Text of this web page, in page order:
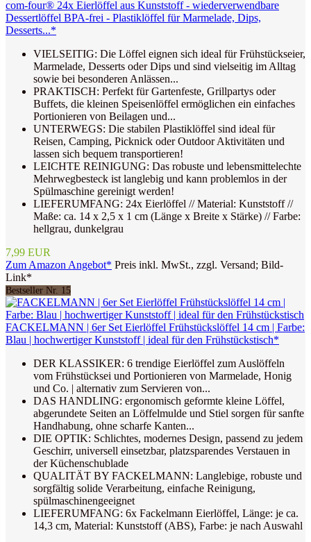
com-four® 24x Eierlöffel aus Kunststoff - wiederverwendbare
Dessertlöffel BPA-frei - Plastiklöffel für Marmelade, Dips,
Desserts...*
VIELSEITIG: Die Löffel eignen sich ideal für Frühstückseier,
Marmelade, Desserts oder Dips und sind vielseitig im Alltag
sowie bei besonderen Anlässen...
PRAKTISCH: Perfekt für Gartenfeste, Grillpartys oder
Buffets, die kleinen Speisenlöffel ermöglichen ein einfaches
Portionieren von Beilagen und...
UNTERWEGS: Die stabilen Plastiklöffel sind ideal für
Reisen, Camping, Picknick oder Outdoor Aktivitäten und
lassen sich bequem transportieren!
LEICHTE REINIGUNG: Das robuste und lebensmittelechte
Mehrwegbesteck ist langlebig und kann problemlos in der
Spülmaschine gereinigt werden!
LIEFERUMFANG: 24x Eierlöffel // Material: Kunststoff //
Maße: ca. 14 x 2,5 x 1 cm (Länge x Breite x Stärke) // Farbe:
hellgrau, dunkelgrau
7,99 EUR
Zum Amazon Angebot* Preis inkl. MwSt., zzgl. Versand; Bild-
Link*
Bestseller Nr. 15
FACKELMANN | 6er Set Eierlöffel Frühstückslöffel 14 cm | Farbe:
Blau | hochwertiger Kunststoff | ideal für den Frühstückstisch*
DER KLASSIKER: 6 trendige Eierlöffel zum Auslöffeln
vom Frühstücksei und Portionieren von Marmelade, Honig
und Co. | alternativ zum Servieren von...
DAS HANDLING: ergonomisch geformte kleine Löffel,
abgerundete Seiten an Löffelmulde und Stiel sorgen für sanfte
Handhabung, ohne scharfe Kanten...
DIE OPTIK: Schlichtes, modernes Design, passend zu jedem
Geschirr, universell einsetzbar, platzsparendes Verstauen in
der Küchenschublade
QUALITÄT BY FACKELMANN: Langlebige, robuste und
sorgfältig solide Verarbeitung, einfache Reinigung,
spülmaschinengeeignet
LIEFERUMFANG: 6x Fackelmann Eierlöffel, Länge: je ca.
14,3 cm, Material: Kunststoff (ABS), Farbe: je nach Auswahl